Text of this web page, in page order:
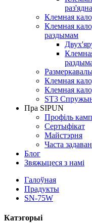
Клемная
Клемная
раздымам
Клемная
Клемная
ST3
Пра SIPUN
Профіль
Сертыфікат
Майстэрня
Часта
Блог
Звяжыцеся з намі
Галоўная
Прадукты
SN-75W
Катэгорыі